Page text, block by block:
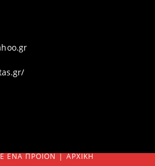
Opens
ΈΝΑ ΠΡΟΊΟΝ ΑΡΧΙΚΉ